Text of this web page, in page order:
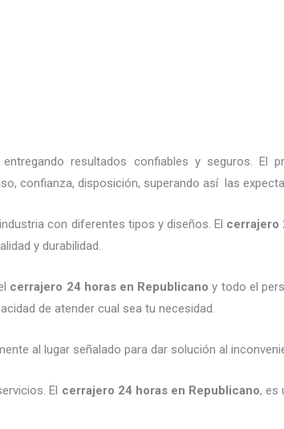
resultados confiables y seguros. El
confianza, disposición, superando así las
con diferentes tipos y diseños. El cerrajero
y durabilidad.
cerrajero 24 horasen Republicano y todo el
de atender cual sea tu necesidad.
al lugar señalado para dar solución al
El cerrajero 24 horasen Republicano, es